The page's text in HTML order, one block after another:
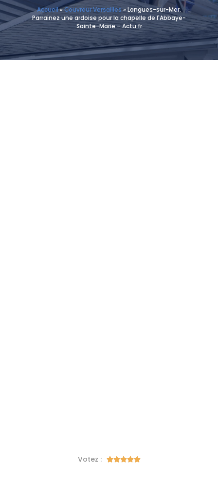
Accueil»Couvreur Versailles»Longues-sur-Mer.
Parrainez une ardoise pour la chapelle de l'Abbaye-
Sainte-Marie – Actu.fr
Votez : 